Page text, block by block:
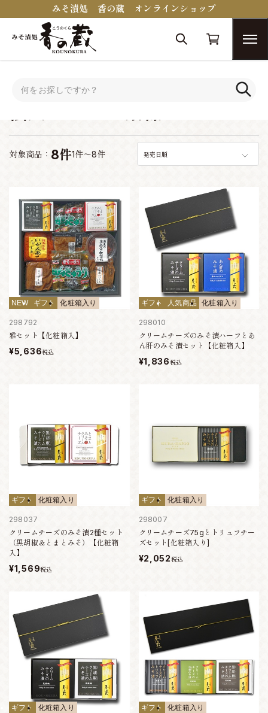
みそ漬処 香の蔵 オンラインショップ
対象商品： 8件1件～8件 発売日順
NEW ギフト 化粧箱入り
298792
雅セット【化粧箱入】
¥5,636税込
ギフト 人気商品 化粧箱入り
298010
クリームチーズのみそ漬ハーフとあ
ん肝のみそ漬セット【化粧箱入】
¥1,836税込
ギフト 化粧箱入り
298037
クリームチーズのみそ漬2種セット
（黒胡椒＆とまとみそ）【化粧箱
入】
¥1,569税込
ギフト 化粧箱入り
298007
クリームチーズ75gとトリュフチー
ズセット[化粧箱入り]
¥2,052税込
ギフト 化粧箱入り ギフト 化粧箱入り